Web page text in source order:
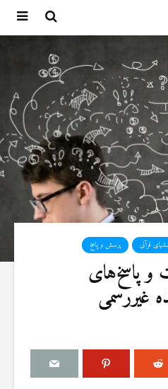
قرآنی پرسش و پاسخ
و پاسخ‌های
غیررسمی